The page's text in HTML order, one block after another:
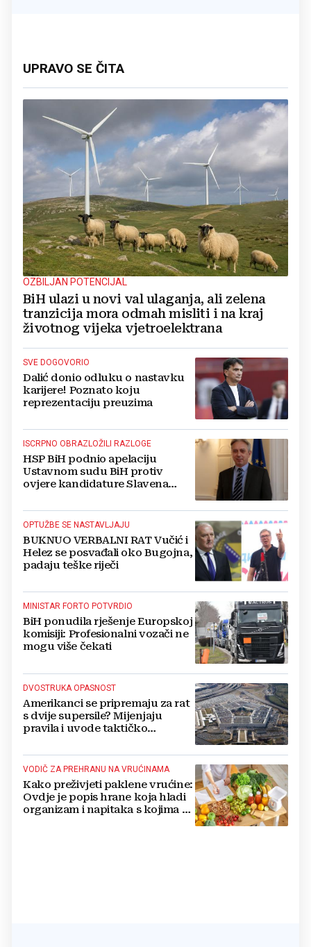
UPRAVO SE ČITA
OZBILJAN POTENCIJAL
BiH ulazi u novi val ulaganja, ali zelena
tranzicija mora odmah misliti i na kraj
životnog vijeka vjetroelektrana
SVE DOGOVORIO
Dalić donio odluku o nastavku
karijere! Poznato koju
reprezentaciju preuzima
ISCRPNO OBRAZLOŽILI RAZLOGE
HSP BiH podnio apelaciju
Ustavnom sudu BiH protiv
ovjere kandidature Slavena
OPTUŽBE SE NASTAVLJAJU
BUKNUO VERBALNI RAT Vučić i
Helez se posvađali oko Bugojna,
padaju teške riječi
MINISTAR FORTO POTVRDIO
BiH ponudila rješenje Europskoj
komisiji: Profesionalni vozači ne
mogu više čekati
DVOSTRUKA OPASNOST
Amerikanci se pripremaju za rat
s dvije supersile? Mijenjaju
pravila i uvode taktičko
VODIČ ZA PREHRANU NA VRUĆINAMA
Kako preživjeti paklene vrućine:
Ovdje je popis hrane koja hladi
organizam i napitaka s kojima si